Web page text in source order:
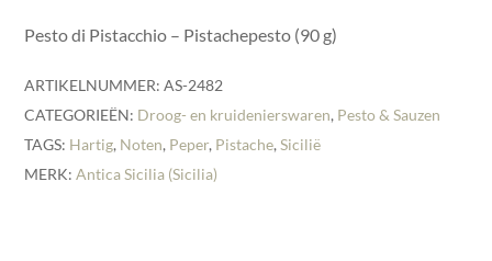
Pesto di Pistacchio – Pistachepesto (90 g)
ARTIKELNUMMER:AS-2482
CATEGORIEËN: Droog- en kruidenierswaren, Pesto & Sauzen
TAGS: Hartig, Noten, Peper, Pistache,Sicilië
MERK:Antica Sicilia (Sicilia)